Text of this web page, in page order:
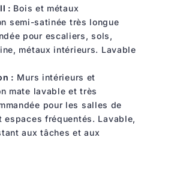
: Bois et métaux
semi-satinée très longue
pour escaliers, sols,
métaux intérieurs. Lavable
: Murs intérieurs et
mate lavable et très
pour les salles de
espaces fréquentés. Lavable,
auxtâches et aux